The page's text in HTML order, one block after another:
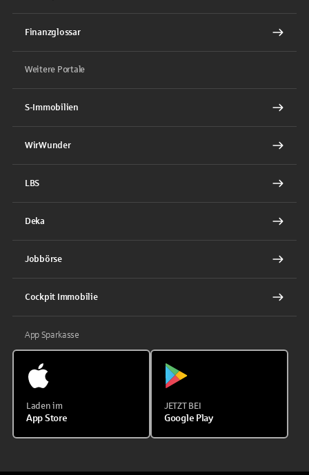
Finanzglossar
Weitere Portale
S-Immobilien
WirWunder
LBS
Deka
Jobbörse
Cockpit Immobilie
App Sparkasse
Laden im
App Store
JETZT BEI
Google Play